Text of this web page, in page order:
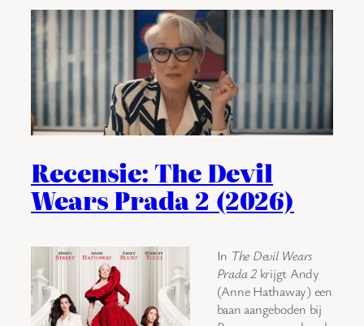
Recensie: The Devil
Wears Prada 2 (2026)
In The Devil Wears
Prada 2krijgt Andy
(Anne Hathaway) een
baan aangeboden bij